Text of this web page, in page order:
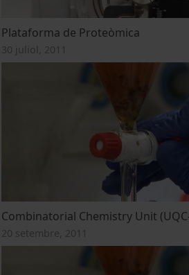
Plataforma de Proteòmica
30 juliol, 2011
Combinatorial Chemistry Unit
20 setembre, 2011